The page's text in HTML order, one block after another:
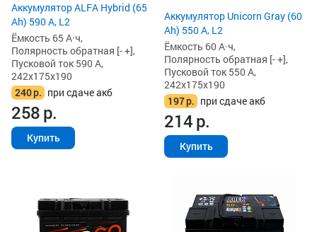
Аккумулятор ALFA Hybrid (65
Ah) 590 А, L2
Ёмкость 65 А·ч,
Полярность обратная [- +],
Пусковой ток 590 А,
242x175x190
240р. при сдаче акб
258р.
Купить
Аккумулятор Unicorn Gray (60
Ah) 550 А, L2
Ёмкость 60 А·ч,
Полярность обратная [- +],
Пусковой ток 550 А,
242x175x190
197р. при сдаче акб
214р.
Купить